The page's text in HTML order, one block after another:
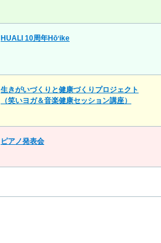
HUALI 10周年Hōʻike
生きがいづくりと健康づくりプロジェクト
（笑いヨガ＆音楽健康セッション講座）
ピアノ発表会